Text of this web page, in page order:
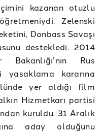
kazanan otuzlu
Zelenski
Donbass Savaşı
destekledi. 2014
Rus
yasaklama kararına
yer aldığı film
Hizmetkarı partisi
kuruldu. 31 Aralık
aday olduğunu